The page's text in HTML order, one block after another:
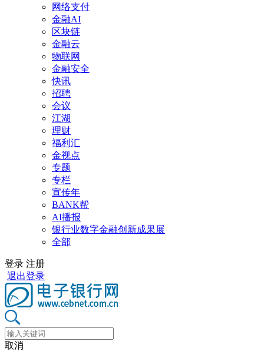
网络支付
金融AI
区块链
金融云
物联网
金融安全
快讯
招聘
会议
江湖
理财
福利汇
金视点
专题
专栏
宣传年
BANK帮
AI播报
银行业数字金融创新成果展
全部
登录 注册
退出登录
取消